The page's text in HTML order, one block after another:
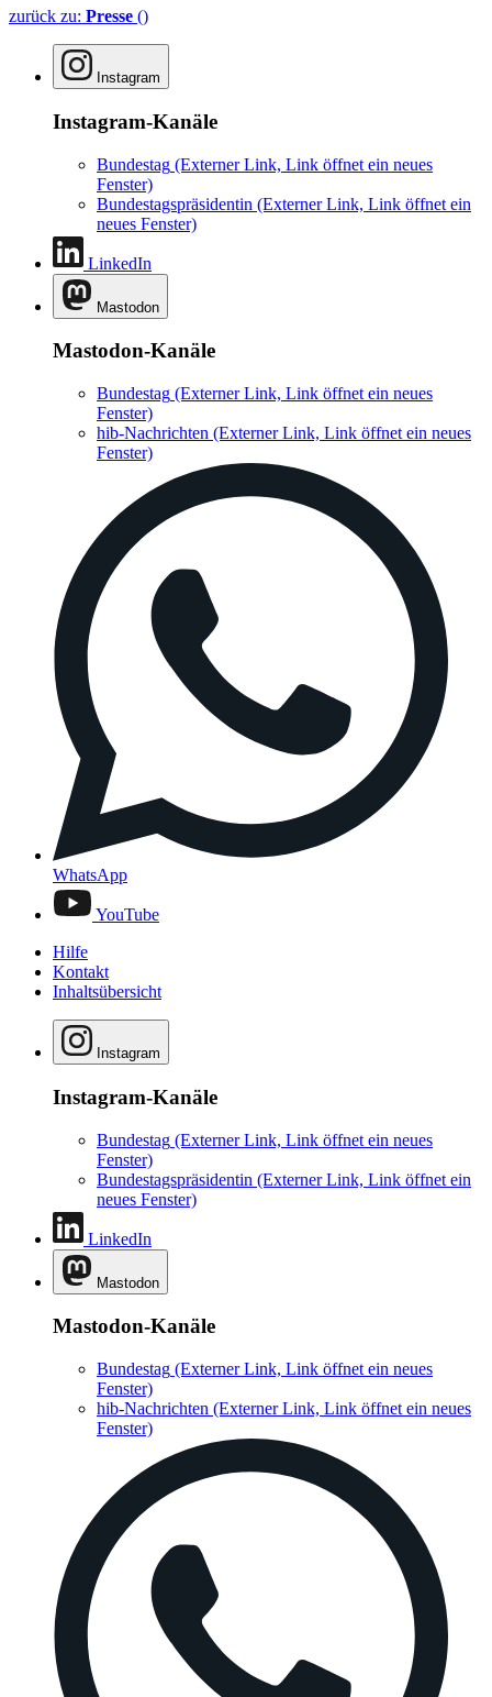
zurück zu: Presse ()
Instagram
Instagram-Kanäle
Bundestag (Externer Link, Link öffnet ein neues
Fenster)
Bundestagspräsidentin (Externer Link, Link öffnet ein
neues Fenster)
LinkedIn
Mastodon
Mastodon-Kanäle
Bundestag (Externer Link, Link öffnet ein neues
Fenster)
hib-Nachrichten (Externer Link, Link öffnet ein neues
Fenster)
WhatsApp
YouTube
Hilfe
Kontakt
Inhaltsübersicht
Instagram
Instagram-Kanäle
Bundestag (Externer Link, Link öffnet ein neues
Fenster)
Bundestagspräsidentin (Externer Link, Link öffnet ein
neues Fenster)
LinkedIn
Mastodon
Mastodon-Kanäle
Bundestag (Externer Link, Link öffnet ein neues
Fenster)
hib-Nachrichten (Externer Link, Link öffnet ein neues
Fenster)